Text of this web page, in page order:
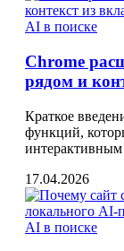
AI в поиске
Chrome
рядом и
Краткое
функций,
17.04.2026
AI в поиске